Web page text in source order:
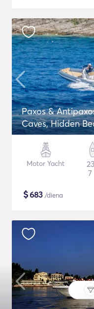
Paxos &
Caves, Hidden
Motor Yacht
7
$683 /diena